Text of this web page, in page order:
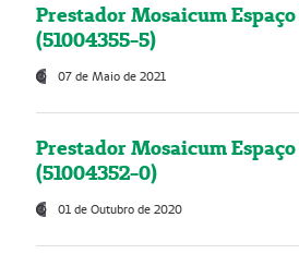
Prestador Mosaicum
(51004355-5)
07 de Maio de 2021
Prestador Mosaicum
(51004352-0)
01 de Outubro de 2020